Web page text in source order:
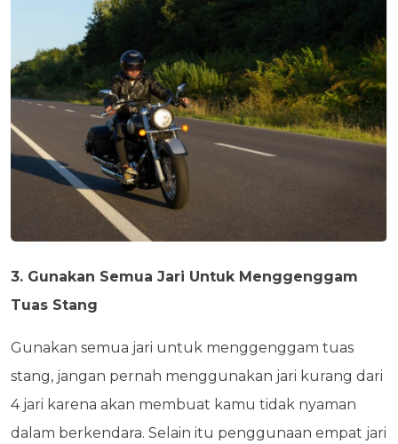
3. Gunakan Semua Jari Untuk Menggenggam
Tuas Stang
Gunakan semua jari untuk menggenggam tuas
stang, jangan pernah menggunakan jari kurang dari
4 jari karena akan membuat kamu tidak nyaman
dalam berkendara. Selain itu penggunaan empat jari